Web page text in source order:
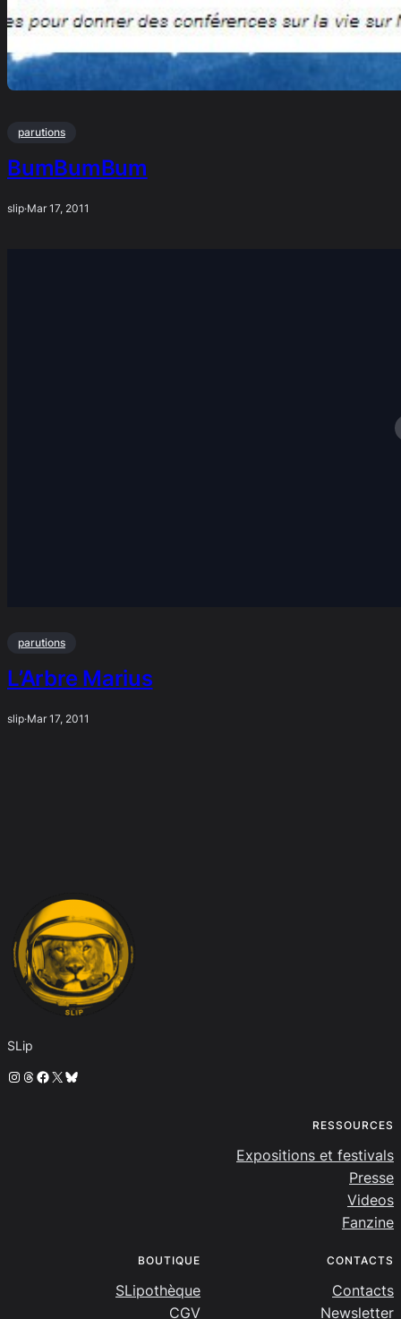
parutions
BumBumBum
slip·Mar 17, 2011
parutions
L’Arbre Marius
slip·Mar 17, 2011
SLip
Instagram
Threads
Facebook
X Bluesky
RESSOURCES
Expositions et festivals
Presse
Videos
Fanzine
BOUTIQUE
SLipothèque
CGV
CONTACTS
Contacts
Newsletter